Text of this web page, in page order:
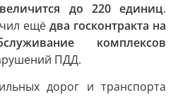
до 220 единиц.
ещё два госконтракта на
комплексов
ПДД.
дорог и транспорта